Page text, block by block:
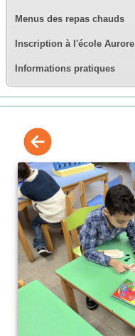
Menus des repas chauds
Inscription à l'école Aurore
Informations pratiques